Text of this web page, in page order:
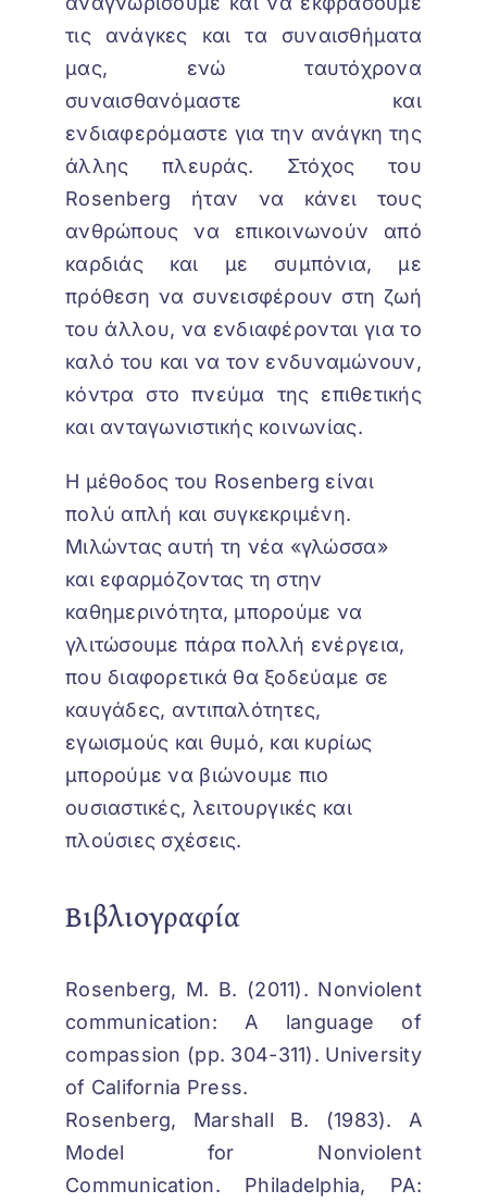
τις ανάγκες και τα συναισθήματα
μας, ενώ ταυτόχρονα
συναισθανόμαστε και
ενδιαφερόμαστε για την ανάγκη της
άλλης πλευράς. Στόχος του
Rosenberg ήταν να κάνει τους
ανθρώπους να επικοινωνούν από
καρδιάς και με συμπόνια, με
πρόθεση να συνεισφέρουν στη ζωή
του άλλου, να ενδιαφέρονται για το
καλό του και να τον ενδυναμώνουν,
κόντρα στο πνεύμα της επιθετικής
και ανταγωνιστικής κοινωνίας.
Η μέθοδος του Rosenberg είναι
πολύ απλή και συγκεκριμένη.
Μιλώντας αυτή τη νέα «γλώσσα»
και εφαρμόζοντας τη στην
καθημερινότητα, μπορούμε να
γλιτώσουμε πάρα πολλή ενέργεια,
που διαφορετικά θα ξοδεύαμε σε
καυγάδες, αντιπαλότητες,
εγωισμούς και θυμό, και κυρίως
μπορούμε να βιώνουμε πιο
ουσιαστικές, λειτουργικές και
πλούσιες σχέσεις.
Βιβλιογραφία
Rosenberg, M. B. (2011). Nonviolent
communication: A language of
compassion (pp. 304-311). University
of California Press.
Rosenberg, Marshall B. (1983). A
Model for Nonviolent
Communication. Philadelphia, PA: